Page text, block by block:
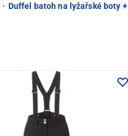
· Duffel batoh na lyžařské boty +